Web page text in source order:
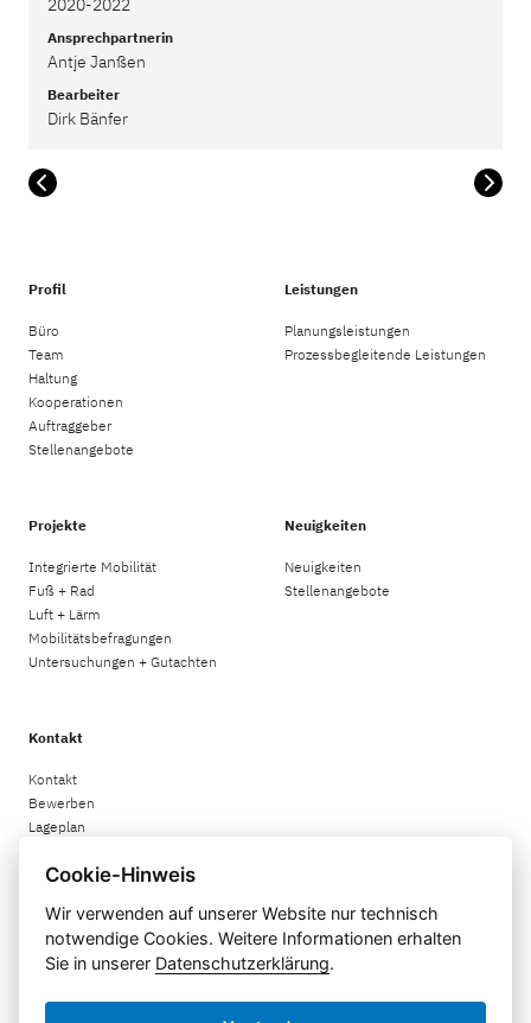
2020-2022
Ansprechpartnerin
Antje Janßen
Bearbeiter
Dirk Bänfer
Profil
Büro
Team
Haltung
Kooperationen
Auftraggeber
Stellenangebote
Leistungen
Planungsleistungen
Prozessbegleitende Leistungen
Projekte
Integrierte Mobilität
Fuß + Rad
Luft + Lärm
Mobilitätsbefragungen
Untersuchungen + Gutachten
Neuigkeiten
Neuigkeiten
Stellenangebote
Kontakt
Kontakt
Bewerben
Lageplan
Rechtliches
Impressum
Datenschutzerklärung
Cookie-Hinweis
Wir verwenden auf unserer Website nur technisch
notwendige Cookies. Weitere Informationen erhalten
Sie in unserer Datenschutzerklärung.